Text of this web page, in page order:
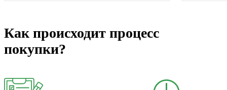
Как происходит процесс
покупки?